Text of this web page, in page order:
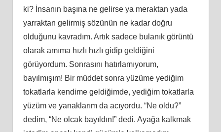
ki? İnsanın başına ne gelirse ya meraktan yada
yarraktan gelirmiş sözünün ne kadar doğru
olduğunu kavradım. Artık sadece bulanık görüntü
olarak amıma hızlı hızlı gidip geldiğini
görüyordum. Sonrasını hatırlamıyorum,
bayılmışım! Bir müddet sonra yüzüme yediğim
tokatlarla kendime geldiğimde, yediğim tokatlarla
yüzüm ve yanaklarım da acıyordu. “Ne oldu?”
dedim, “Ne olcak bayıldın!” dedi. Ayağa kalkmak